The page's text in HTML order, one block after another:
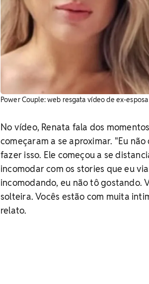
Power Couple: web resgata vídeo de ex-
No vídeo, Renata fala dos
começaram a se aproximar. "Eu
fazer isso. Ele começou a se
incomodar com os stories que eu
incomodando, eu não tô gostando.
solteira. Vocês estão com muita
relato.